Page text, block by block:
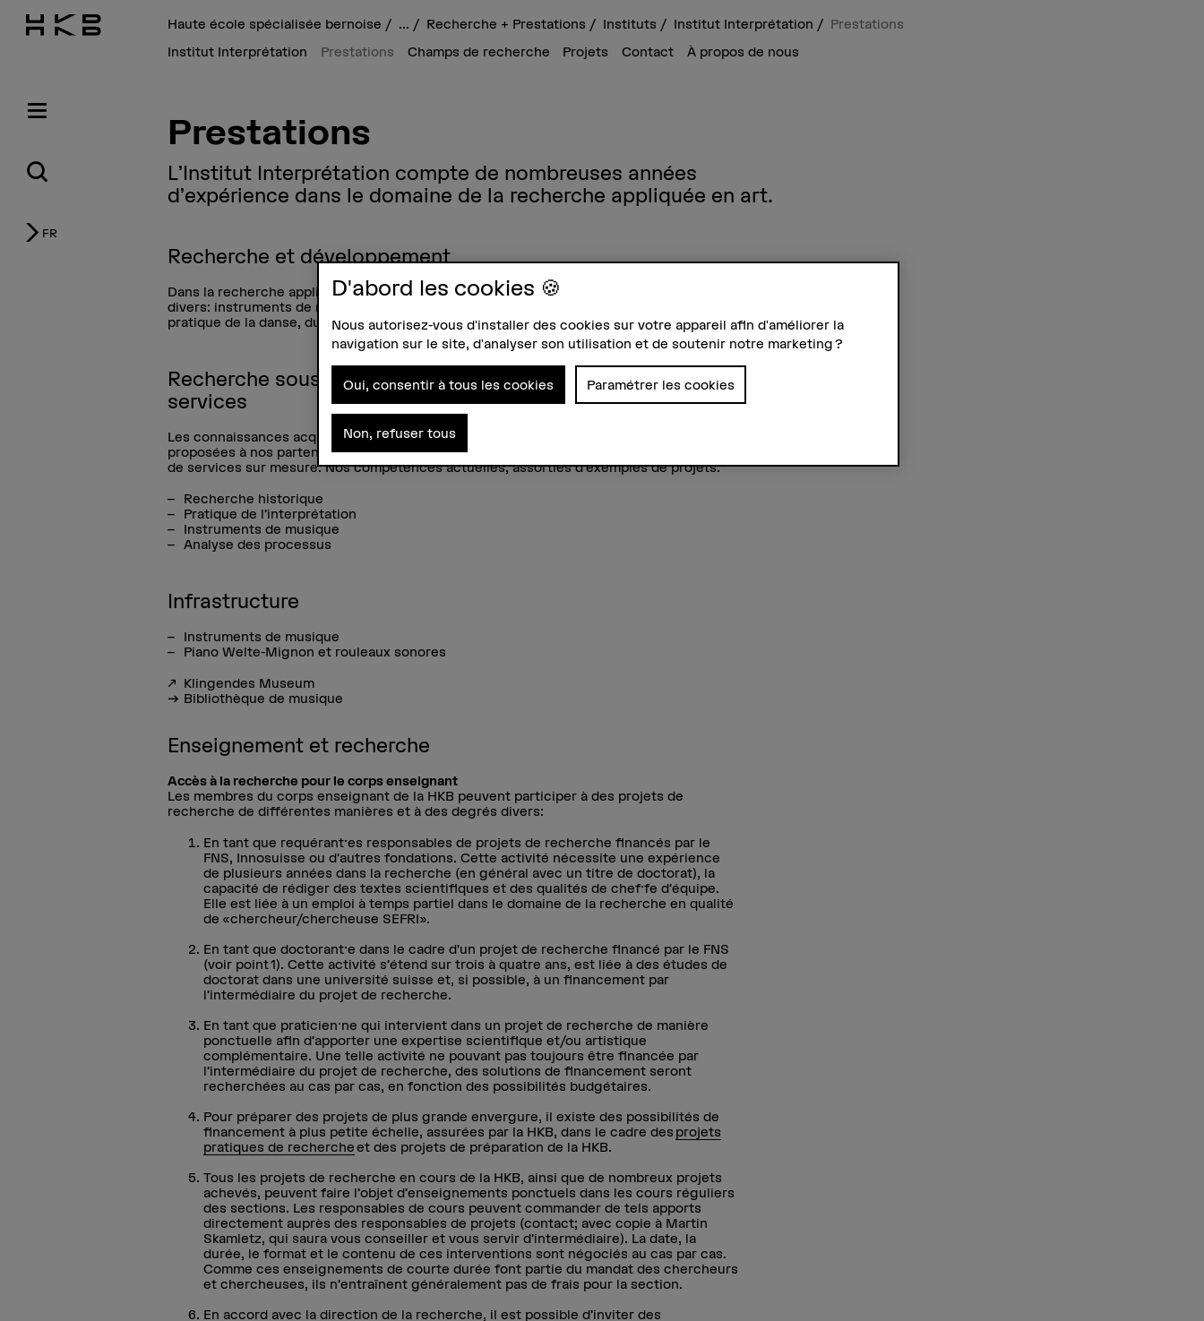
FR
Haute école spécialisée bernoise ... Recherche + Prestations Instituts Institut Interprétation
Prestations
Institut Interprétation
Prestations Champs de recherche Projets Contact À propos de nous
Prestations
L’Institut Interprétation compte de nombreuses années
d’expérience dans le domaine de la recherche appliquée en art.
Recherche et développement
Dans la recherche appliquée en art, l’Institut Interprétation aborde les thèmes les plus
divers: instruments de musique anciens ou contemporains, théorie de la musique,
pratique de la danse, du théâtre et de la musique, etc.
Recherche sous contrat et prestations de
services
Les connaissances acquises et éprouvées dans le cadre de projets de recherche sont
proposées à nos partenaires externes privés ou institutionnels comme des prestations
de services sur mesure. Nos compétences actuelles, assorties d’exemples de projets:
Recherche historique
Pratique de l’interprétation
Instruments de musique
Analyse des processus
Infrastructure
Instruments de musique
Piano Welte-Mignon et rouleaux sonores
Klingendes Museum
Bibliothèque de musique
Enseignement et recherche
Accès à la recherche pour le corps enseignant
Les membres du corps enseignant de la HKB peuvent participer à des projets de
recherche de différentes manières et à des degrés divers:
En tant que requérant·es responsables de projets de recherche financés par le
FNS, Innosuisse ou d’autres fondations. Cette activité nécessite une expérience
de plusieurs années dans la recherche (en général avec un titre de doctorat), la
capacité de rédiger des textes scientifiques et des qualités de chef·fe d’équipe.
Elle est liée à un emploi à temps partiel dans le domaine de la recherche en qualité
de «chercheur/chercheuse SEFRI».
En tant que doctorant·e dans le cadre d’un projet de recherche financé par le FNS
(voir point 1). Cette activité s’étend sur trois à quatre ans, est liée à des études de
doctorat dans une université suisse et, si possible, à un financement par
l’intermédiaire du projet de recherche.
En tant que praticien·ne qui intervient dans un projet de recherche de manière
ponctuelle afin d’apporter une expertise scientifique et/ou artistique
complémentaire. Une telle activité ne pouvant pas toujours être financée par
l’intermédiaire du projet de recherche, des solutions de financement seront
recherchées au cas par cas, en fonction des possibilités budgétaires.
Pour préparer des projets de plus grande envergure, il existe des possibilités de
financement à plus petite échelle, assurées par la HKB, dans le cadre des projets
pratiques de rechercheet des projets de préparation de la HKB.
Tous les projets de recherche en cours de la HKB, ainsi que de nombreux projets
achevés, peuvent faire l’objet d’enseignements ponctuels dans les cours réguliers
des sections. Les responsables de cours peuvent commander de tels apports
directement auprès des responsables de projets (contact; avec copie à Martin
Skamletz, qui saura vous conseiller et vous servir d’intermédiaire). La date, la
durée, le format et le contenu de ces interventions sont négociés au cas par cas.
Comme ces enseignements de courte durée font partie du mandat des chercheurs
et chercheuses, ils n’entraînent généralement pas de frais pour la section.
En accord avec la direction de la recherche, il est possible d’inviter des
D'abord les cookies 🍪
Nous autorisez-vous d'installer des cookies sur votre appareil afin d'améliorer la
navigation sur le site, d'analyser son utilisation et de soutenir notre marketing ?
Oui, consentir à tous les cookies Paramétrer les cookies
Non, refuser tous